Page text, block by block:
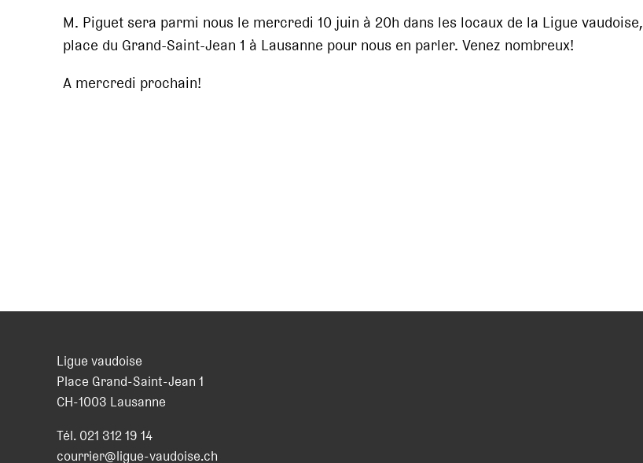
M. Piguet sera parmi nous le mercredi 10 juin à 20h dans les locaux de la Ligue vaudoise,
place du Grand-Saint-Jean 1 à Lausanne pour nous en parler. Venez nombreux!
A mercredi prochain!
Ligue vaudoise
Place Grand-Saint-Jean 1
CH-1003 Lausanne
Tél.021 312 19 14
courrier@ligue-vaudoise.ch